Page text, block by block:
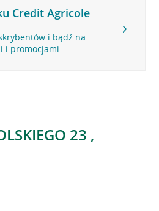
Credit Agricole
i bądź na
i promocjami
23 ,